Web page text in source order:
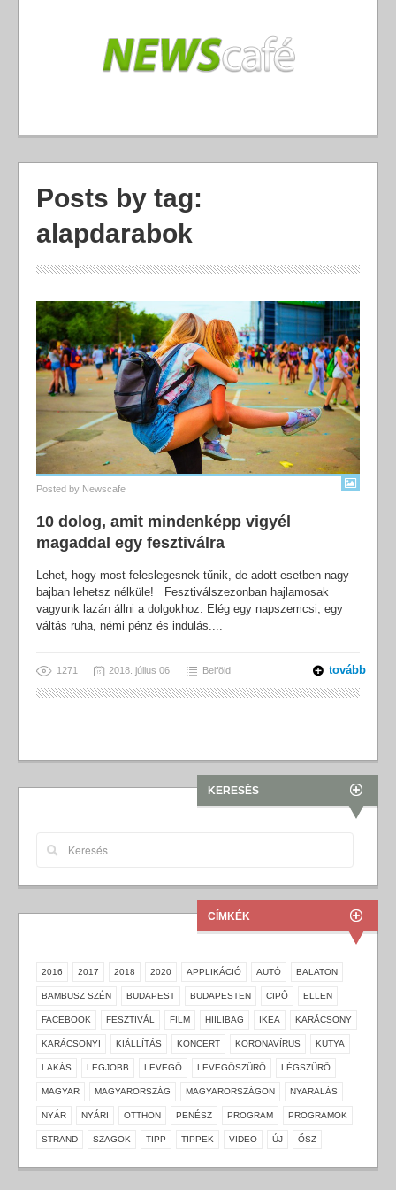
Posts by tag:
alapdarabok
Posted by Newscafe
10 dolog, amit mindenképp vigyél
magaddal egy fesztiválra
Lehet, hogy most feleslegesnek tűnik, de adott esetben nagy
bajban lehetsz nélküle! Fesztiválszezonban hajlamosak
vagyunk lazán állni a dolgokhoz. Elég egy napszemcsi, egy
váltás ruha, némi pénz és indulás....
1271 2018. július 06 Belföld tovább
KERESÉS
CÍMKÉK
2016 2017 2018 2020 APPLIKÁCIÓ AUTÓ BALATON
BAMBUSZ SZÉN BUDAPEST BUDAPESTEN CIPŐ ELLEN
FACEBOOK FESZTIVÁL FILM HIILIBAG IKEA KARÁCSONY
KARÁCSONYI KIÁLLÍTÁS KONCERT KORONAVÍRUS KUTYA
LAKÁS LEGJOBB LEVEGŐ LEVEGŐSZŰRŐ LÉGSZŰRŐ
MAGYAR MAGYARORSZÁG MAGYARORSZÁGON NYARALÁS
NYÁR NYÁRI OTTHON PENÉSZ PROGRAM PROGRAMOK
STRAND SZAGOK TIPP TIPPEK VIDEO ÚJ ŐSZ